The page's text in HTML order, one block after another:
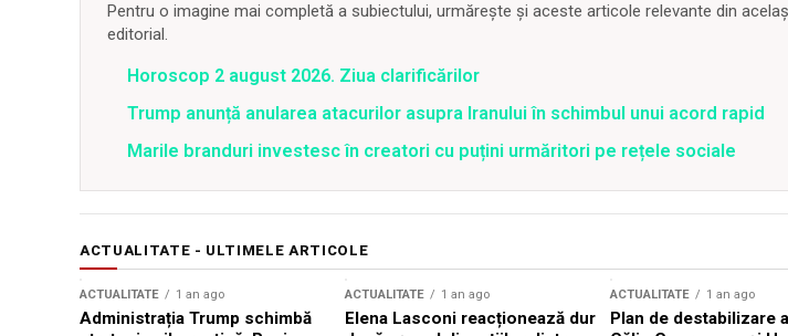
Pentru o imagine mai completă a subiectului, urmărește și aceste articole relevante din
editorial.
Horoscop 2 august 2026. Ziua clarificărilor
Trump anunță anularea atacurilor asupra Iranului în schimbul unui acord rapid
Marile branduri investesc în creatori cu puțini urmăritori pe rețele sociale
ACTUALITATE - ULTIMELE ARTICOLE
ACTUALITATE 1 an ago
Administrația Trump schimbă
ACTUALITATE 1 an ago
Elena Lasconi reacționează dur
ACTUALITATE 1 an ago
Plan de destabilizare